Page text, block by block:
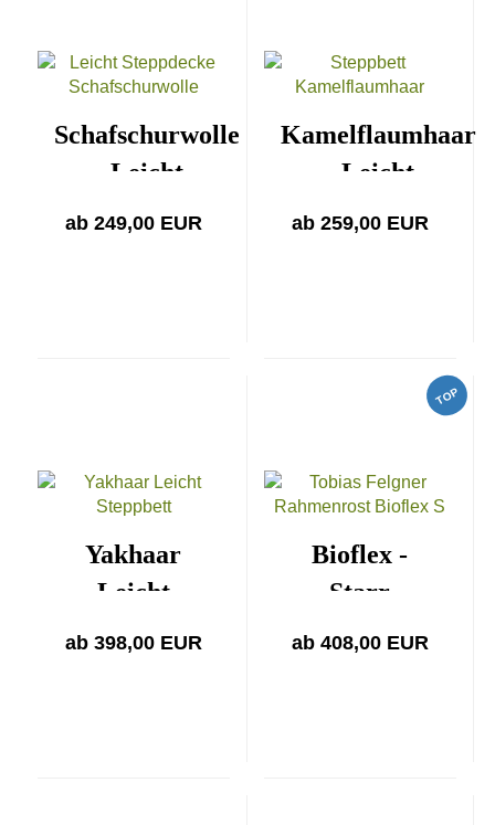
Schafschurwolle
Leicht
ab 249,00 EUR
Kamelflaumhaar
Leicht
ab 259,00 EUR
Yakhaar
Leicht
ab 398,00 EUR
TOP
Bioflex -
Starr
ab 408,00 EUR